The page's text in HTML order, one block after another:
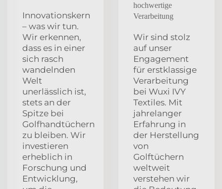
Innovationskern
– was wir tun.
Wir erkennen,
dass es in einer
sich rasch
wandelnden
Welt
unerlässlich ist,
stets an der
Spitze bei
Golfhandtüchern
zu bleiben. Wir
investieren
erheblich in
Forschung und
Entwicklung,
hochwertige
Verarbeitung
Wir sind stolz
auf unser
Engagement
für erstklassige
Verarbeitung
bei Wuxi IVY
Textiles. Mit
jahrelanger
Erfahrung in
der Herstellung
von
Golftüchern
weltweit
verstehen wir